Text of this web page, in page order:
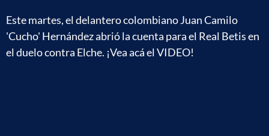
Este martes, el delantero colombiano Juan Camilo
'Cucho' Hernández abrió la cuenta para el Real Betis en
el duelo contra Elche. ¡Vea acá el VIDEO!